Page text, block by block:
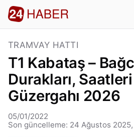
TRAMVAY HATTI
T1 Kabataş –
Durakları,
Güzergahı 2026
05/01/2022
Son güncelleme: 24 Ağustos 2025,